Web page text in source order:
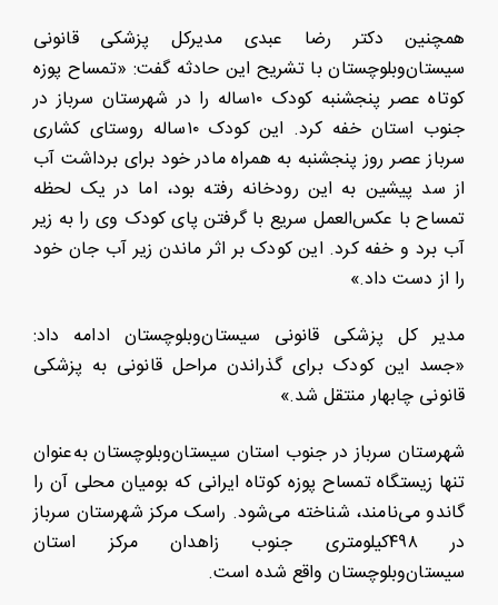
همچنین دکتر رضا عبدی مدیرکل پزشکی قانونی
سیستان‌وبلوچستان با تشریح این حادثه گفت: «تمساح پوزه
کوتاه عصر پنجشنبه کودک ١٠ساله را در شهرستان سرباز در
جنوب استان خفه کرد. این کودک ١٠ساله روستای کشاری
سرباز عصر روز پنجشنبه به همراه مادر خود برای برداشت آب
از سد پیشین به این رودخانه رفته بود، اما در یک لحظه
تمساح با عکس‌العمل سریع با گرفتن پای کودک وی را به زیر
آب برد و خفه کرد. این کودک بر اثر ماندن زیر آب جان خود
را از دست داد.»
مدیر کل پزشکی قانونی سیستان‌وبلوچستان ادامه داد:
«جسد این کودک برای گذراندن مراحل قانونی به پزشکی
قانونی چابهار منتقل شد.»
شهرستان سرباز در جنوب استان سیستان‌وبلوچستان به‌عنوان
تنها زیستگاه تمساح پوزه کوتاه ایرانی که بومیان محلی آن را
گاندو می‌نامند، شناخته می‌شود. راسک مرکز شهرستان سرباز
در ٤٩٨کیلومتری جنوب زاهدان مرکز استان
سیستان‌وبلوچستان واقع شده است.